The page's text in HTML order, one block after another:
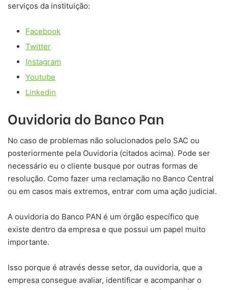
serviços da instituição:
Facebook
Twitter
Instagram
Youtube
Linkedin
Ouvidoria do Banco Pan
No caso de problemas não solucionados pelo SAC ou
posteriormente pela Ouvidoria (citados acima). Pode ser
necessário eu o cliente busque por outras formas de
resolução. Como fazer uma reclamação no Banco Central
ou em casos mais extremos, entrar com uma ação judicial.
A ouvidoria do Banco PAN é um órgão específico que
existe dentro da empresa e que possui um papel muito
importante.
Isso porque é através desse setor, da ouvidoria, que a
empresa consegue avaliar, identificar e acompanhar o